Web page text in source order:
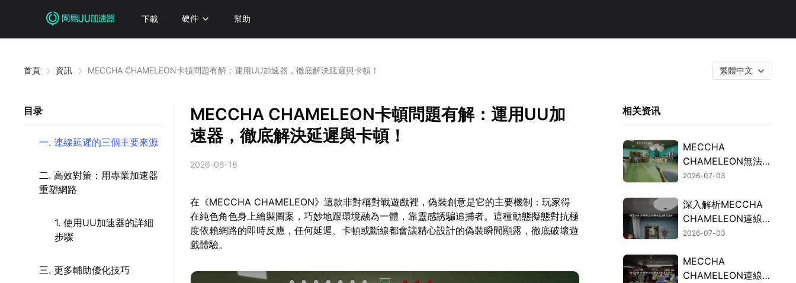
下載 硬件 幫助
首頁 資訊 MECCHA CHAMELEON卡頓問題有解：運用UU加速器，徹底解決延遲與卡頓！ 繁體中文
目录
一. 連線延遲的三個主要來源
二. 高效對策：用專業加速器
重塑網路
1. 使用UU加速器的詳細
步驟
三. 更多輔助優化技巧
MECCHA CHAMELEON卡頓問題有解：運用UU加
速器，徹底解決延遲與卡頓！
2026-06-18
在《MECCHA CHAMELEON》這款非對稱對戰遊戲裡，偽裝創意是它的主要機制：玩家得
在純色角色身上繪製圖案，巧妙地跟環境融為一體，靠靈感誘騙追捕者。這種動態擬態對抗極
度依賴網路的即時反應，任何延遲、卡頓或斷線都會讓精心設計的偽裝瞬間顯露，徹底破壞遊
戲體驗。
相关资讯
MECCHA
CHAMELEON無法連
線的檢測與修復指
2026-07-03
深入解析MECCHA
CHAMELEON連線延
遲過高的成因與加速
2026-07-03
MECCHA
CHAMELEON連線失